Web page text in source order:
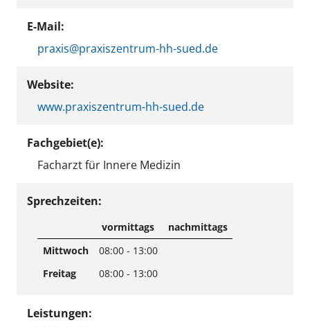
E-Mail:
praxis@praxiszentrum-hh-sued.de
Website:
www.praxiszentrum-hh-sued.de
Fachgebiet(e):
Facharzt für Innere Medizin
Sprechzeiten:
vormittags
nachmittags
Mittwoch
08:00 - 13:00
Freitag
08:00 - 13:00
Leistungen: